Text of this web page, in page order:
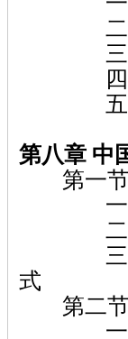
二、企
三、企
四、企
五、
第八章 中
第一节
一、汽
二、汽
三、汽
式
第二节
一、